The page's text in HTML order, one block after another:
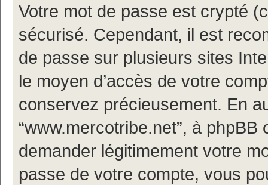
Votre mot de passe est crypté
sécurisé. Cependant, il est
de passe sur plusieurs sites
le moyen d’accès de votre
conservez précieusement. En
“www.mercotribe.net”, à
demander légitimement votre
passe de votre compte, vous